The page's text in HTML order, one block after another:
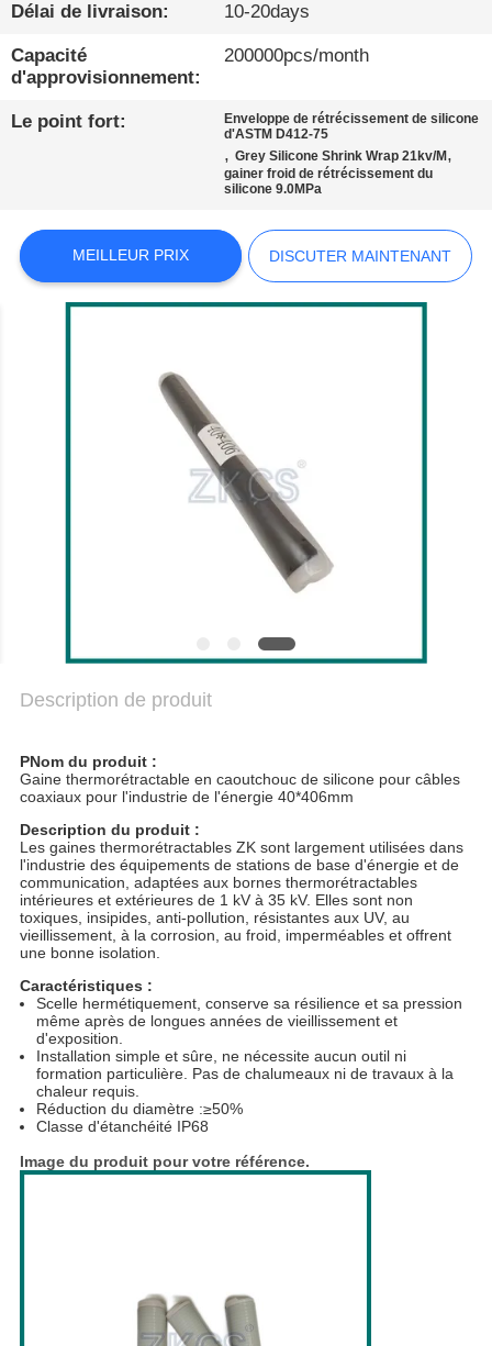
NOUS
VISITE
D'USINE
DE
PAIEMENT
NOUVELLES
PLAN
SITE
POLITIQUE
DE
CONFIDENTIALITÉ
Délai de livraison: 10-20days
Capacité
d'approvisionnement:
200000pcs/month
Le point fort:
Enveloppe de rétrécissement de silicone
d'ASTM D412-75
,Grey Silicone Shrink Wrap 21kv/M ,
gainer froid de rétrécissement du
silicone 9.0MPa
MEILLEUR PRIX DISCUTER MAINTENANT
Description de produit
PNom du produit :
Gaine thermorétractable en caoutchouc de silicone pour câbles
coaxiaux pour l'industrie de l'énergie 40*406mm
Description du produit :
Les gaines thermorétractables ZK sont largement utilisées dans
l'industrie des équipements de stations de base d'énergie et de
communication, adaptées aux bornes thermorétractables
intérieures et extérieures de 1 kV à 35 kV. Elles sont non
toxiques, insipides, anti-pollution, résistantes aux UV, au
vieillissement, à la corrosion, au froid, imperméables et offrent
une bonne isolation.
Caractéristiques :
Scelle hermétiquement, conserve sa résilience et sa pression
même après de longues années de vieillissement et
d'exposition.
Installation simple et sûre, ne nécessite aucun outil ni
formation particulière. Pas de chalumeaux ni de travaux à la
chaleur requis.
Réduction du diamètre :≥50%
Classe d'étanchéité IP68
Image du produit pour votre référence.